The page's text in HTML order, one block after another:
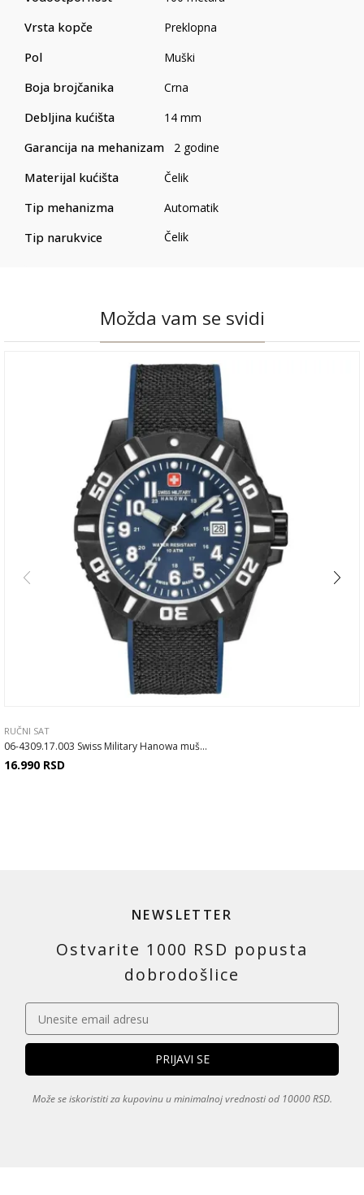
Vrsta kopče Preklopna
Pol Muški
Boja brojčanika Crna
Debljina kućišta 14 mm
Garancija na mehanizam 2 godine
Materijal kućišta Čelik
Tip mehanizma Automatik
Tip narukvice Čelik
Možda vam se svidi
RUČNI SAT
06-4309.17.003 Swiss Military Hanowa muš...
16.990 RSD
NEWSLETTER
Ostvarite 1000 RSD popusta
dobrodošlice
Može se iskoristiti za kupovinu u minimalnoj vrednosti od 10000 RSD.